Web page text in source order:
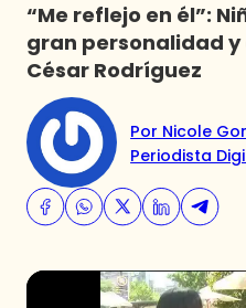
“Me reflejo en él”:
gran personalidad y
César Rodríguez
Por Nicole
Periodista